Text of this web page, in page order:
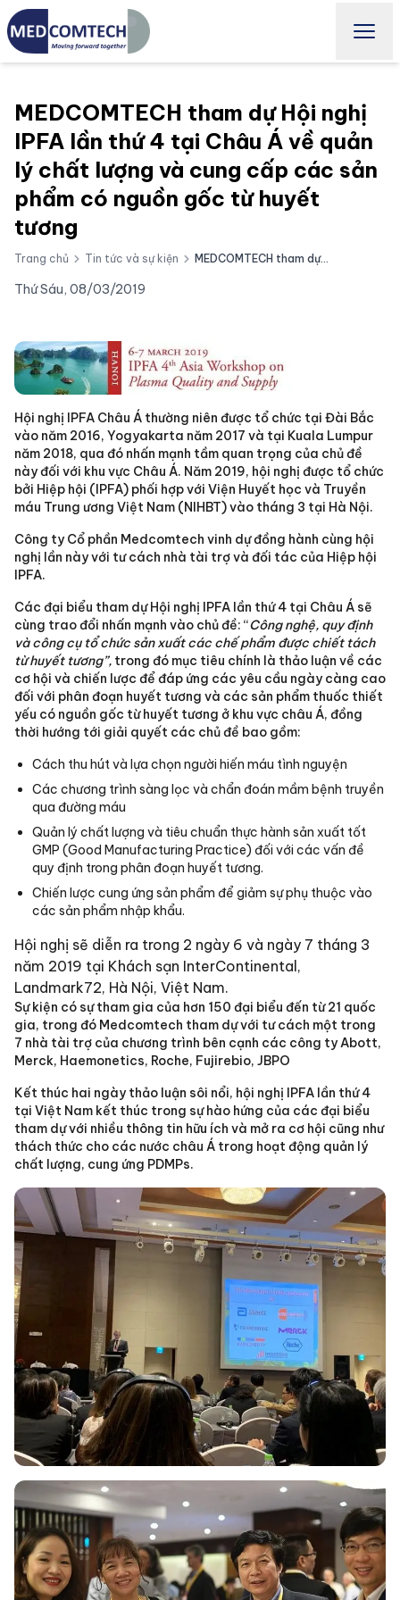
MEDCOMTECH tham dự Hội nghị
IPFA lần thứ 4 tại Châu Á về quản
lý chất lượng và cung cấp các sản
phẩm có nguồn gốc từ huyết
tương
Trang chủ Tin tức và sự kiện MEDCOMTECH tham dự Hội nghị IPFA lần thứ 4 tại Châu Á về quản lý chất lượng và cung cấp các sản phẩm có nguồn gốc từ huyết tương
Thứ Sáu, 08/03/2019
Hội nghị IPFA Châu Á thường niên được tổ chức tại Đài Bắc
vào năm 2016, Yogyakarta năm 2017 và tại Kuala Lumpur
năm 2018, qua đó nhấn mạnh tầm quan trọng của chủ đề
này đối với khu vực Châu Á. Năm 2019, hội nghị được tổ chức
bởi Hiệp hội (IPFA) phối hợp với Viện Huyết học và Truyền
máu Trung ương Việt Nam (NIHBT) vào tháng 3 tại Hà Nội.
Công ty Cổ phần Medcomtech vinh dự đồng hành cùng hội
nghị lần này với tư cách nhà tài trợ và đối tác của Hiệp hội
IPFA.
Các đại biểu tham dự Hội nghị IPFA lần thứ 4 tại Châu Á sẽ
cùng trao đổi nhấn mạnh vào chủ đề: “Công nghệ, quy định
và công cụ tổ chức sản xuất các chế phẩm được chiết tách
từ huyết tương”, trong đó mục tiêu chính là thảo luận về các
cơ hội và chiến lược để đáp ứng các yêu cầu ngày càng cao
đối với phân đoạn huyết tương và các sản phẩm thuốc thiết
yếu có nguồn gốc từ huyết tương ở khu vực châu Á, đồng
thời hướng tới giải quyết các chủ đề bao gồm:
Cách thu hút và lựa chọn người hiến máu tình nguyện
Các chương trình sàng lọc và chẩn đoán mầm bệnh truyền
qua đường máu
Quản lý chất lượng và tiêu chuẩn thực hành sản xuất tốt
GMP (Good Manufacturing Practice) đối với các vấn đề
quy định trong phân đoạn huyết tương.
Chiến lược cung ứng sản phẩm để giảm sự phụ thuộc vào
các sản phẩm nhập khẩu.
Hội nghị sẽ diễn ra trong 2 ngày 6 và ngày 7 tháng 3
năm 2019 tại Khách sạn InterContinental,
Landmark72, Hà Nội, Việt Nam.
Sự kiện có sự tham gia của hơn 150 đại biểu đến từ 21 quốc
gia, trong đó Medcomtech tham dự với tư cách một trong
7 nhà tài trợ của chương trình bên cạnh các công ty Abott,
Merck, Haemonetics, Roche, Fujirebio, JBPO
Kết thúc hai ngày thảo luận sôi nổi, hội nghị IPFA lần thứ 4
tại Việt Nam kết thúc trong sự hào hứng của các đại biểu
tham dự với nhiều thông tin hữu ích và mở ra cơ hội cũng như
thách thức cho các nước châu Á trong hoạt động quản lý
chất lượng, cung ứng PDMPs.